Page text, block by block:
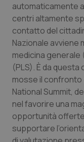
Basilicata
Calabria
Campania
Emilia-
Friuli
Artrite &
Asma & BPCO
Car-T
Colesterolo
Dermatite
QS Club
automaticamente
centri altamente
contatto del
Nazionale avviene
medicina generale
(PLS). È da
mosse il confronto
National Summit,
nel favorire una
opportunità offerte
supportare